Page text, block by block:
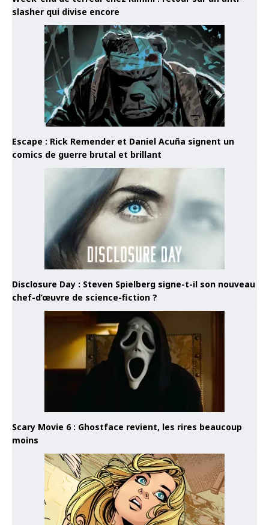
slasher qui divise encore
Escape : Rick Remender et Daniel Acuña signent un
comics de guerre brutal et brillant
Disclosure Day : Steven Spielberg signe-t-il son nouveau
chef-d’œuvre de science-fiction ?
Scary Movie 6 : Ghostface revient, les rires beaucoup
moins